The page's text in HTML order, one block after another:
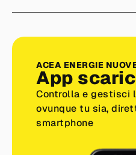
ACEA ENERGIE
App
Controlla e gestisci
ovunque tu sia,
smartphone